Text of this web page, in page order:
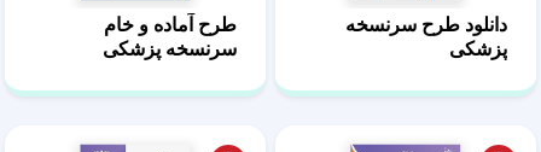
دانلود طرح سرنسخه
پزشکی
طرح آماده و خام
سرنسخه پزشکی